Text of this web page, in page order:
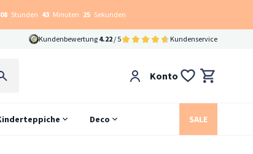
08 Stunden 43 Minuten 24 Sekunden
Kundenbewertung 4.22 / 5 Kundenservice
Konto
Deco SALE